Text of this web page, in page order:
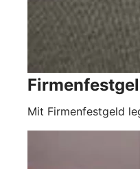
Mit Firmenfestgeld